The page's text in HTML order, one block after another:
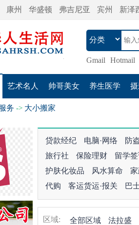
康州 华盛顿 弗吉尼亚 宾州 新泽
Gmail Hotmail
艺术名人 帅哥美女 养生医学
务 -> 大小搬家
贷款经纪 电脑·网络
防
旅行社
保险理财
留学
护肤化妆品
风水算命
代购
客运货运·报关 巴
区域: 全部区域
法拉盛